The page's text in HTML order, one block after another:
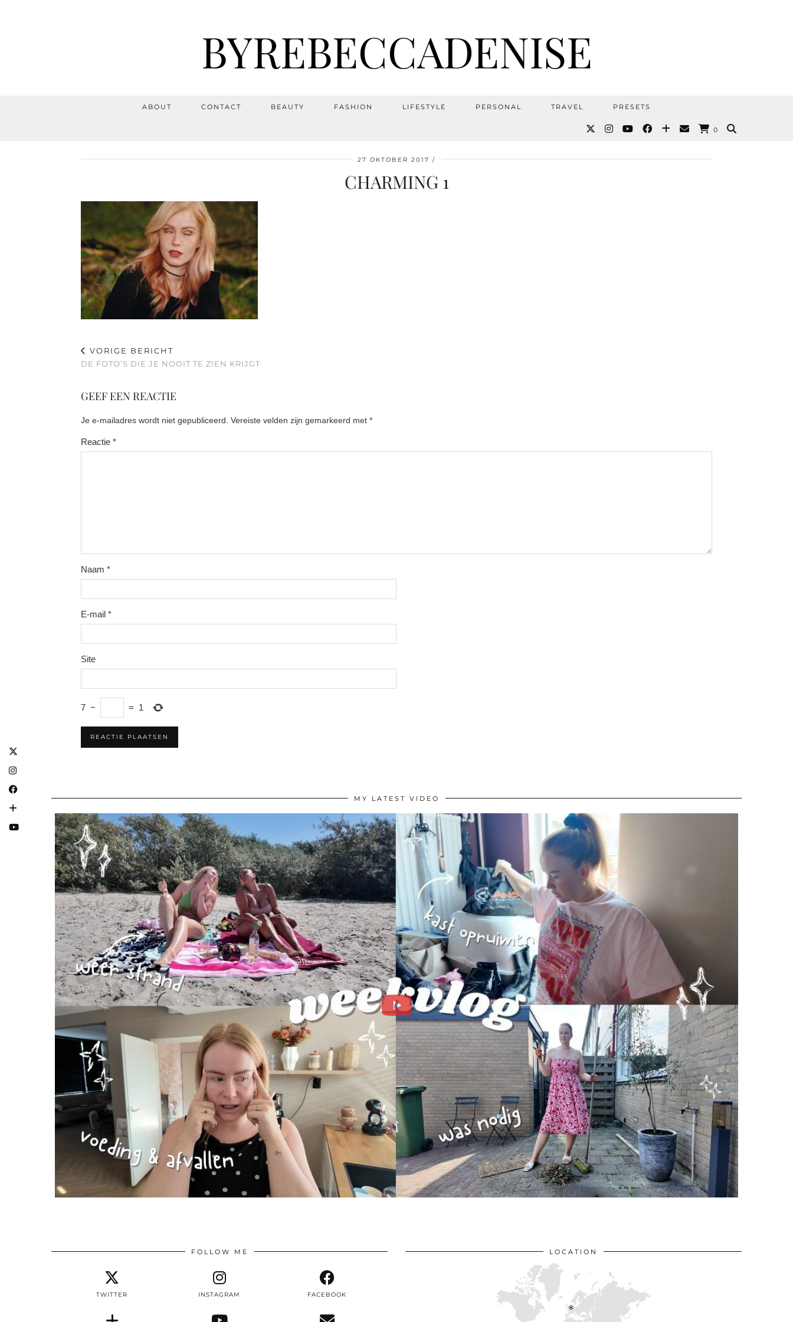
BYREBECCADENISE
ABOUT CONTACT BEAUTY FASHION LIFESTYLE PERSONAL TRAVEL PRESETS
0
27 OKTOBER 2017
CHARMING 1
VORIGE BERICHT
DE FOTO’S DIE JE NOOIT TE ZIEN KRIJGT
GEEF EEN REACTIE
Je e-mailadres wordt niet gepubliceerd. Vereiste velden zijn gemarkeerd met *
Reactie *
Naam *
E-mail *
Site
7 − = 1
MY LATEST VIDEO
FOLLOW ME
TWITTER INSTAGRAM FACEBOOK
LOCATION